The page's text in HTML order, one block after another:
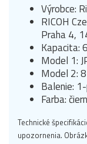
Výrobce:
RICOH
Praha 4,
Kapacita:
Model 1:
Model 2:
Balenie:
Farba:
Technické
upozornenia.